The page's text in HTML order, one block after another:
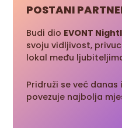
POSTANI
Budi dio EVONT
svoju vidljivost,
lokal među
Pridruži se već
povezuje najbolja